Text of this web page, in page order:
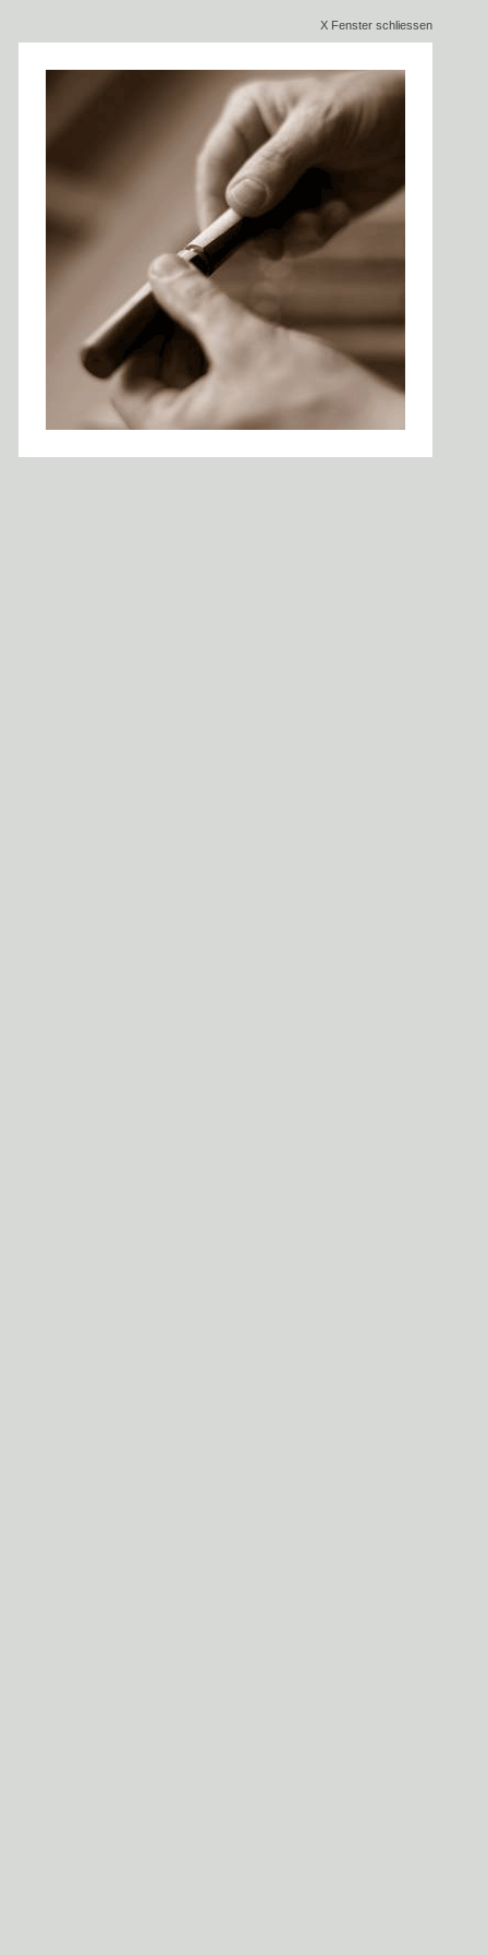
X Fenster schliessen